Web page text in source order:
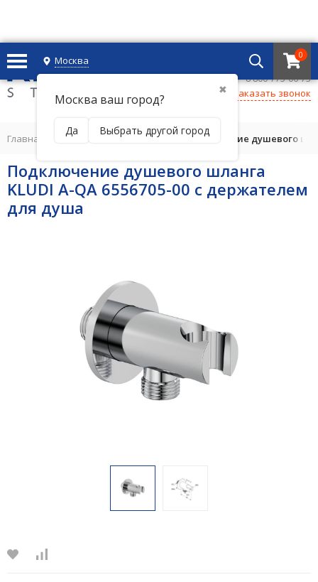
Москва
✖
Москва ваш город?
Да Выбрать другой город
0
+7 495 221 69 55
8 800-775-06-73
Заказать звонок
Главная ДУШЕВАЯ ПРОГРАММА / Подключение душевого
Подключение душевого шланга
KLUDI A-QA 6556705-00 с держателем
для душа